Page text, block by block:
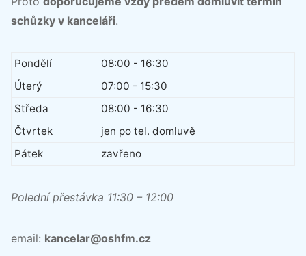
schůzky v kanceláři.
Pondělí
08:00 - 16:30
Úterý
07:00 - 15:30
Středa
08:00 - 16:30
Čtvrtek
jen po tel. domluvě
Pátek
zavřeno
Polední přestávka 11:30 – 12:00
email: kancelar@oshfm.cz